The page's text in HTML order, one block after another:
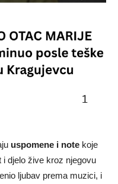
uspomene i note koje
djelo žive kroz njegovu
ljubav prema muzici, i